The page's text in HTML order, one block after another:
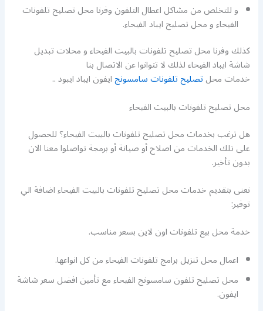
و للتخلص من مشاكل اعطال التلفون وفرنا محل تصليح تلفونات
الفيحاء و محل تصليح ايباد الفيحاء.
كذلك وفرنا محل تصليح تلفونات بالبيت الفيحاء و محلات تبديل
شاشة ايباد الفيحاء لذلك لا تتوانوا عن الاتصال بنا
خدمات محلتصليح تلفونات سامسونجايفون ايباد ايبود ..
محل تصليح تلفونات بالبيت الفيحاء
هل ترغب بخدمات محل تصليح تلفونات بالبيت الفيحاء؟ للحصول
على تلك الخدمات من اصلاح أو صيانة أو برمجة تواصلوا معنا الان
بدون تأخير.
نعنى بتقديم خدمات محل تصليح تلفونات بالبيت الفيحاء اضافة الي
توفير:
خدمة محل بيع تلفونات اون لاين بسعر مناسب.
اعمال محل تنزيل برامج تلفونات الفيحاء من كل انواعها.
محل تصليح تلفون سامسونج الفيحاء مع تأمين افضل سعر شاشة
ايفون.